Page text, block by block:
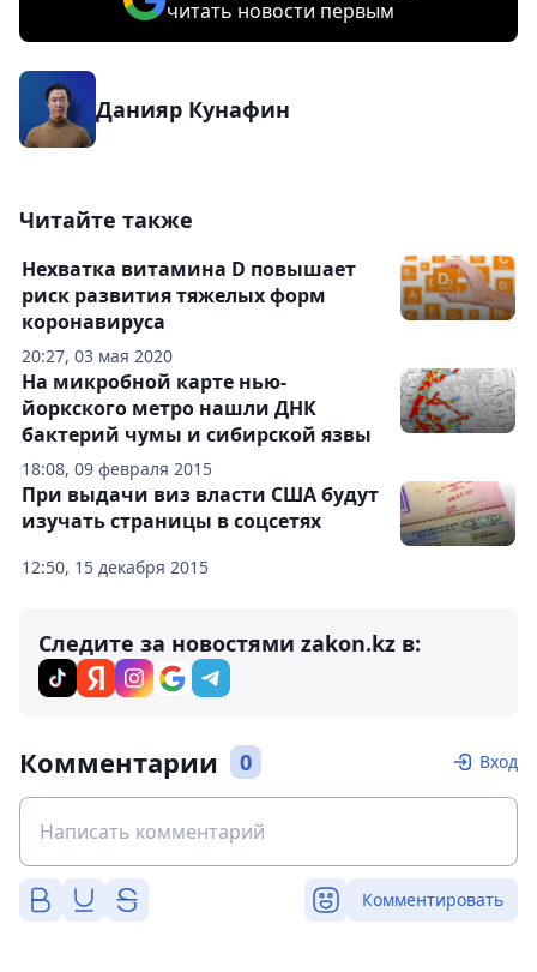
читать новости первым
Данияр Кунафин
Читайте также
20:27, 03 мая 2020
Нехватка витамина D повышает
риск развития тяжелых форм
коронавируса
18:08, 09 февраля 2015
На микробной карте нью-
йоркского метро нашли ДНК
бактерий чумы и сибирской язвы
12:50, 15 декабря 2015
При выдачи виз власти США будут
изучать страницы в соцсетях
Следите за новостями zakon.kz в:
Комментарии 0 Вход
Комментировать